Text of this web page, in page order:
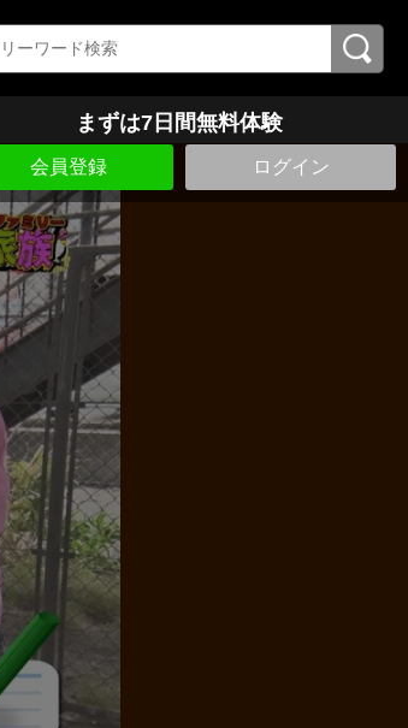
まずは7日間無料体験
会員登録 ログイン